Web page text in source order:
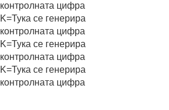
контролната цифра
K=Тука се генерира
контролната цифра
K=Тука се генерира
контролната цифра
K=Тука се генерира
контролната цифра